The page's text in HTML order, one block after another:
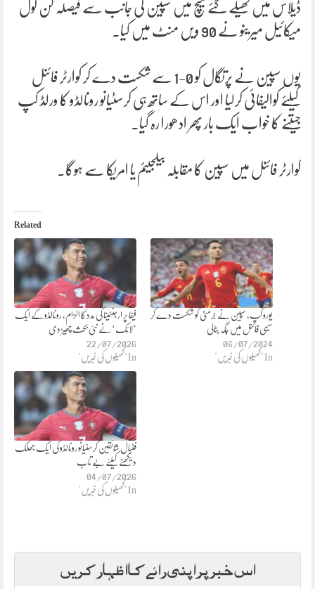
ڈیلاس میں کھیلے گئے میچ میں سپین کی جانب سے فیصلہ کن گول
میکائیل میرینو نے 90 ویں منٹ میں کیا۔
یوں سپین نے پرتگال کو 0-1 سے شکست دے کر کوارٹر فائنل
کیلئے کوالیفائی کرلیا اور اس کے ساتھ ہی کرسٹیانو رونالڈو کا ورلڈ کپ
جیتنے کا خواب ایک بار پھر ادھورا رہ گیا۔
کوارٹر فائنل میں سپین کا مقابلہ بیلجیئم یا امریکا سے ہوگا۔
Related
فیفا پر ارجنٹینا کی مدد کا الزام، رونالڈو کے ایک
’لائک‘ نے نئی بحث چھیڑ دی
22/07/2026
In "کھیلوں کی خبریں"
یورو کپ، سپین نے جرمنی کو شکست دے کر
سیمی فائنل میں جگہ بنالی
06/07/2024
In "کھیلوں کی خبریں"
فٹبال شائقین کرسٹیانو رونالڈو کی ایک جھلک
دیکھنے کیلئے بے تاب
04/07/2026
In "کھیلوں کی خبریں"
اس خبر پر اپنی رائے کا اظہار کریں